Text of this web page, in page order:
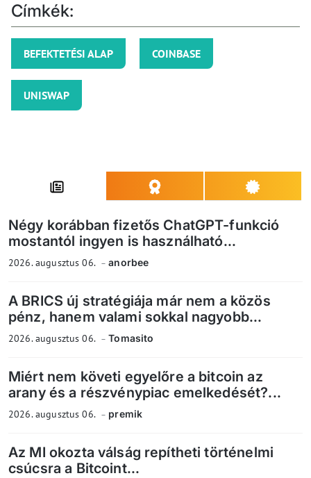
Címkék:
BEFEKTETÉSI ALAP COINBASE
UNISWAP
Négy korábban fizetős ChatGPT-funkció
mostantól ingyen is használható...
2026. augusztus 06. anorbee
A BRICS új stratégiája már nem a közös
pénz, hanem valami sokkal nagyobb...
2026. augusztus 06. Tomasito
Miért nem követi egyelőre a bitcoin az
arany és a részvénypiac emelkedését?...
2026. augusztus 06. premik
Az MI okozta válság repítheti történelmi
csúcsra a Bitcoint...